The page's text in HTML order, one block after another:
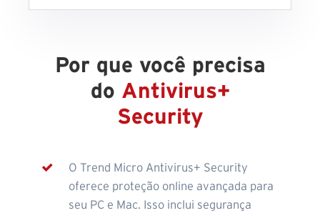
Por que você precisa
do Antivirus+
Security
O Trend Micro Antivirus+ Security
oferece proteção online avançada para
seu PC e Mac. Isso inclui segurança